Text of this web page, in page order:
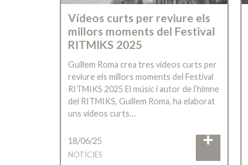
Vídeos curts per reviure els
millors moments del Festival
RITMIKS 2025
Guillem Roma crea tres vídeos curts per
reviure els millors moments del Festival
RITMIKS 2025 El músic i autor de l’himne
del RITMIKS, Guillem Roma, ha elaborat
uns vídeos curts…
18/06/25
NOTÍCIES